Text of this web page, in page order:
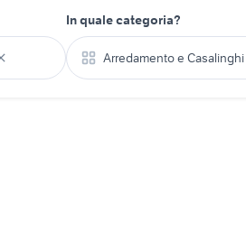
In quale categoria?
Arredamento e Casalinghi